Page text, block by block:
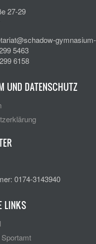
27-29
5463
6158
UND DATENSCHUTZ
0174-3143940
LINKS